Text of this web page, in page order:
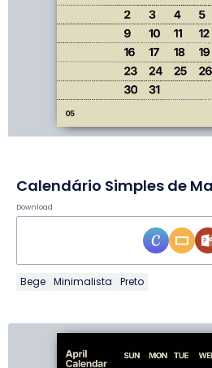
Download
Bege Minimalista Preto